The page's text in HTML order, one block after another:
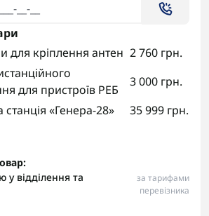
для кріплення антен 2 760 грн.
для пристроїв РЕБ
3 000 грн.
«Генера-28»
35 999 грн.
відділення та
за тарифами
перевізника